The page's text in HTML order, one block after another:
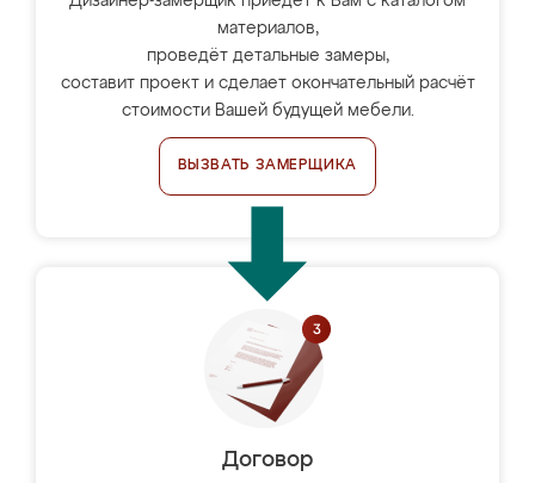
материалов,
проведёт детальные замеры,
составит проект и сделает окончательный расчёт
стоимости Вашей будущей мебели.
ВЫЗВАТЬ ЗАМЕРЩИКА
Договор